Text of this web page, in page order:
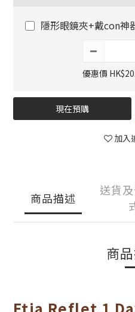
隱形眼鏡夾+戴con神
優惠價
現在預購
加入
商品描述
送貨
商